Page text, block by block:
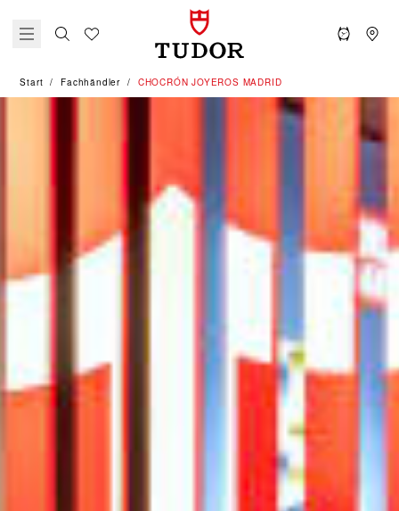
Start Fachhändler ‭CHOCRÓN JOYEROS MADRID‬